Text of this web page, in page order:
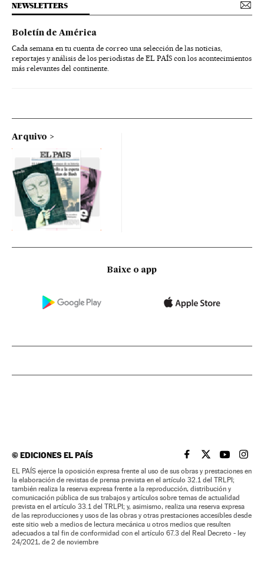
NEWSLETTERS
Boletín de América
Cada semana en tu cuenta de correo una selección de las noticias,
reportajes y análisis de los periodistas de EL PAÍS con los acontecimientos
más relevantes del continente.
Arquivo
Baixe o app
©EDICIONES EL PAÍS EL PAÍS BRASIL EN
EL PAÍSEL PAÍS
EL
EL PAÍS ejerce la oposición expresa frente al uso de sus obras y prestaciones en
la elaboración de revistas de prensa prevista en el artículo 32.1 del TRLPI;
también realiza la reserva expresa frente a la reproducción, distribución y
comunicación pública de sus trabajos y artículos sobre temas de actualidad
prevista en el artículo 33.1 del TRLPI; y, asimismo, realiza una reserva expresa
de las reproducciones y usos de las obras y otras prestaciones accesibles desde
este sitio web a medios de lectura mecánica u otros medios que resulten
adecuados a tal fin de conformidad con el artículo 67.3 del Real Decreto - ley
24/2021, de 2 de noviembre